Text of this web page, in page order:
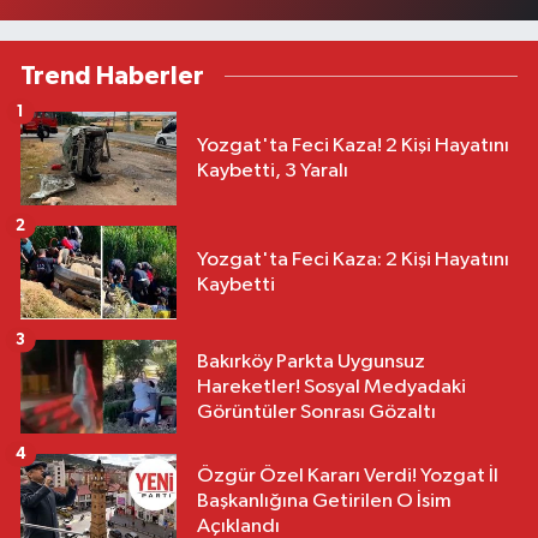
Trend Haberler
Yozgat'ta Feci Kaza! 2 Kişi Hayatını
Kaybetti, 3 Yaralı
1
Yozgat'ta Feci Kaza: 2 Kişi Hayatını
Kaybetti
2
Bakırköy Parkta Uygunsuz
Hareketler! Sosyal Medyadaki
Görüntüler Sonrası Gözaltı
3
Özgür Özel Kararı Verdi! Yozgat İl
Başkanlığına Getirilen O İsim
Açıklandı
4